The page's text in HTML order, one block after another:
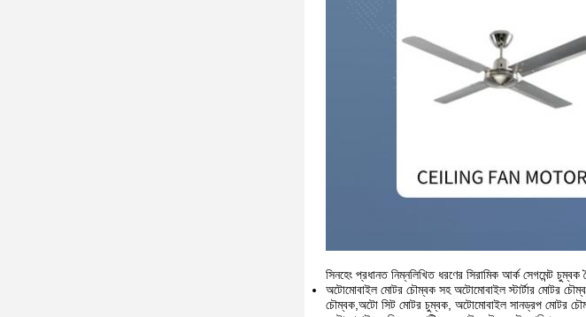
সিনহেং প্রধানত নিম্নলিখিত ধরণের সিরামিক আর্ক সেগমেন্ট চুম্বক
অটোমোবাইল মোটর চৌম্বক সহ অটোমোবাইল স্টার্টার মোটর
চৌম্বক,অটো সিট মোটর চুম্বক, অটোমোবাইল সানড্রপ মোটর